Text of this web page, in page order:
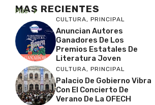
MAS RECIENTES
Más
CULTURA, PRINCIPAL
Anuncian Autores
Ganadores De Los
Premios Estatales De
Literatura Joven
CULTURA, PRINCIPAL
Palacio De Gobierno Vibra
Con El Concierto De
Verano De La OFECH